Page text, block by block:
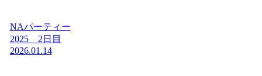
NAパーティー
2025 2日目
2026.01.14